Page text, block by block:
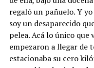
regaló un pañuelo. Y
soy un desaparecido
pelea. Acá lo único que
empezaron a llegar de
estacionaba su cero